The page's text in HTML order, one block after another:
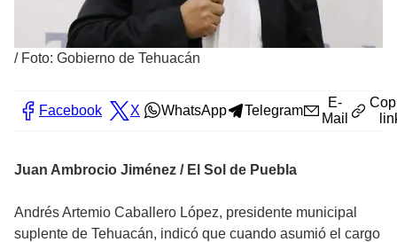
/ Foto: Gobierno de Tehuacán
Facebook X WhatsApp Telegram
E-
Mail
Juan Ambrocio Jiménez / El Sol de Puebla
Andrés Artemio Caballero López, presidente municipal
suplente de Tehuacán, indicó que cuando asumió el cargo